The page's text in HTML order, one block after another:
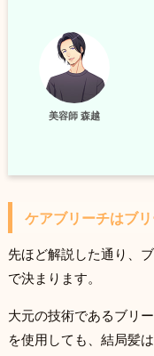
美容師 森越
ケアブリーチはブ
先ほど解説した通り、
で決まります。
大元の技術であるブリ
を使用しても、結局髪